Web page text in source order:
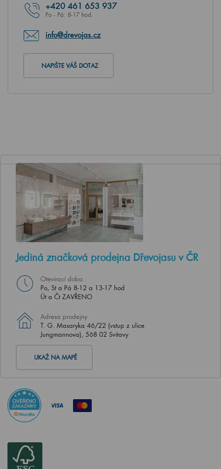
+420 461 653 937
Po - Pá: 8-17 hod.
info@drevojas.cz
NAPIŠTE VÁŠ DOTAZ
Jediná značková prodejna Dřevojasu v ČR
Otevírací doba
Po, St a Pá 8-12 a 13-17 hod
Út a Čt ZAVŘENO
Adresa prodejny
T. G. Masaryka 46/22 (vstup z ulice
Jungmannova), 568 02 Svitavy
UKAŽ NA MAPĚ